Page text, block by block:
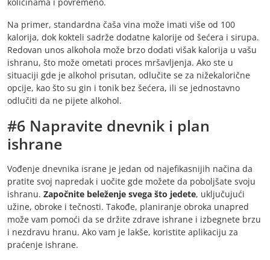
Na primer, standardna čaša vina može imati više od 100
kalorija, dok kokteli sadrže dodatne kalorije od šećera i sirupa.
Redovan unos alkohola može brzo dodati višak kalorija u vašu
ishranu, što može ometati proces mršavljenja. Ako ste u
situaciji gde je alkohol prisutan, odlučite se za nižekalorične
opcije, kao što su gin i tonik bez šećera, ili se jednostavno
odlučiti da ne pijete alkohol.
#6 Napravite dnevnik i plan
ishrane
Vođenje dnevnika israne je jedan od najefikasnijih načina da
pratite svoj napredak i uočite gde možete da poboljšate svoju
ishranu. Započnite beleženje svega što jedete, uključujući
užine, obroke i tečnosti. Takođe, planiranje obroka unapred
može vam pomoći da se držite zdrave ishrane i izbegnete brzu
i nezdravu hranu. Ako vam je lakše, koristite aplikaciju za
praćenje ishrane.